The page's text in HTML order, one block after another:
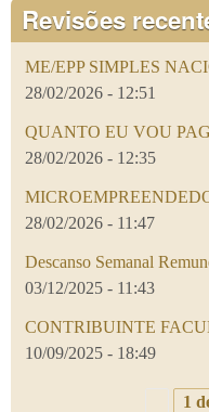
Revisões
ME/EPP SIMPLES
28/02/2026 - 12:51
QUANTO EU VOU
28/02/2026 - 12:35
28/02/2026 - 11:47
Descanso Semanal
03/12/2025 - 11:43
CONTRIBUINTE
10/09/2025 - 18:49
1